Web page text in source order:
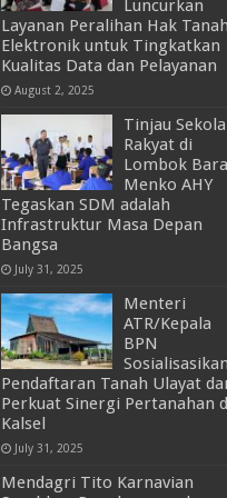
Luncurkan
Layanan Peralihan Hak Tanah
Elektronik untuk Tingkatkan
Kualitas Data dan Pelayanan
August 2, 2025
Tinjau
Rakyat di
Lombok
Menko AHY
Tegaskan SDM adalah
Infrastruktur Masa Depan
Bangsa
July 31, 2025
Menteri
ATR/Kepala
BPN
Sosialisasikan
Pendaftaran Tanah Ulayat
Perkuat Sinergi Pertanahan
Kalsel
July 31, 2025
Mendagri Tito Karnavian